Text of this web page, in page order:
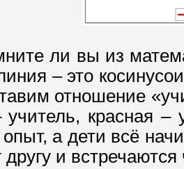
ли вы из
– это
отношение
красная –
а дети всё
другу и